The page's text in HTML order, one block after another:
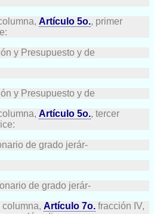
Artículo 5o., primer
y Presupuesto y de
y Presupuesto y de
Artículo 5o., tercer
de grado jerár-
de grado jerár-
columna, Artículo 7o. fracción IV,